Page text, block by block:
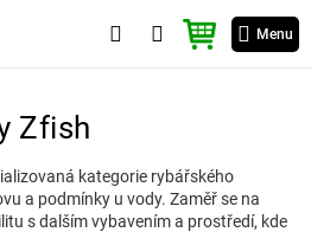
Menu
NÁKUPNÍ
KOŠÍK
Zfish
kategorie rybářského
a podmínky u vody. Zaměř se na
s dalším vybavením a prostředí, kde